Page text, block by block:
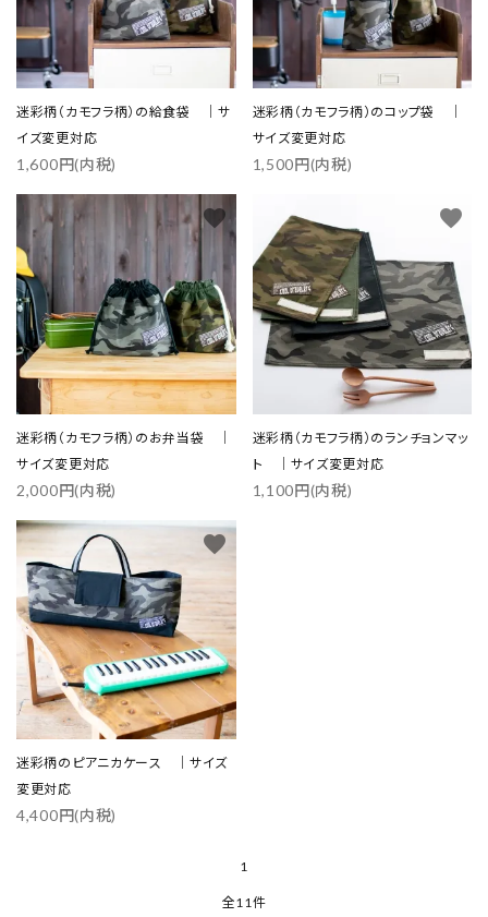
迷彩柄（カモフラ柄）の給食袋 ｜サ
イズ変更対応
1,600円(内税)
迷彩柄（カモフラ柄）のコップ袋 ｜
サイズ変更対応
1,500円(内税)
迷彩柄（カモフラ柄）のお弁当袋 ｜
サイズ変更対応
2,000円(内税)
favorite
迷彩柄（カモフラ柄）のランチョンマッ
ト ｜サイズ変更対応
1,100円(内税)
favorite
迷彩柄のピアニカケース ｜サイズ
変更対応
4,400円(内税)
favorite
1
全11件
検索する